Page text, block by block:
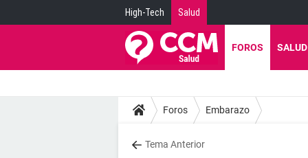
High-Tech Salud
FOROS SALUD
Foros Embarazo
Tema Anterior